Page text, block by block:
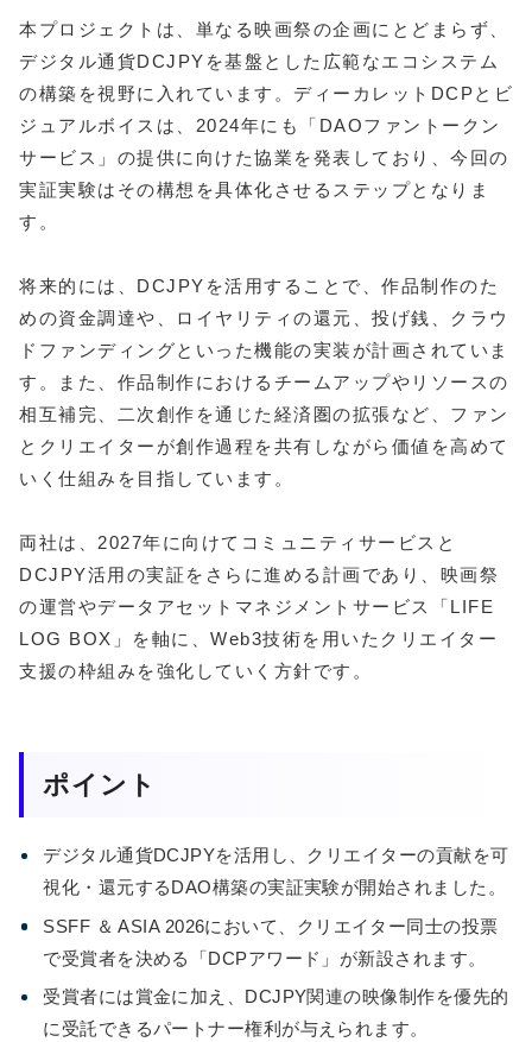
本プロジェクトは、単なる映画祭の企画にとどまらず、
デジタル通貨DCJPYを基盤とした広範なエコシステム
の構築を視野に入れています。ディーカレットDCPとビ
ジュアルボイスは、2024年にも「DAOファントークン
サービス」の提供に向けた協業を発表しており、今回の
実証実験はその構想を具体化させるステップとなりま
す。
将来的には、DCJPYを活用することで、作品制作のた
めの資金調達や、ロイヤリティの還元、投げ銭、クラウ
ドファンディングといった機能の実装が計画されていま
す。また、作品制作におけるチームアップやリソースの
相互補完、二次創作を通じた経済圏の拡張など、ファン
とクリエイターが創作過程を共有しながら価値を高めて
いく仕組みを目指しています。
両社は、2027年に向けてコミュニティサービスと
DCJPY活用の実証をさらに進める計画であり、映画祭
の運営やデータアセットマネジメントサービス「LIFE
LOG BOX」を軸に、Web3技術を用いたクリエイター
支援の枠組みを強化していく方針です。
ポイント
デジタル通貨DCJPYを活用し、クリエイターの貢献を可
視化・還元するDAO構築の実証実験が開始されました。
SSFF ＆ ASIA 2026において、クリエイター同士の投票
で受賞者を決める「DCPアワード」が新設されます。
受賞者には賞金に加え、DCJPY関連の映像制作を優先的
に受託できるパートナー権利が与えられます。